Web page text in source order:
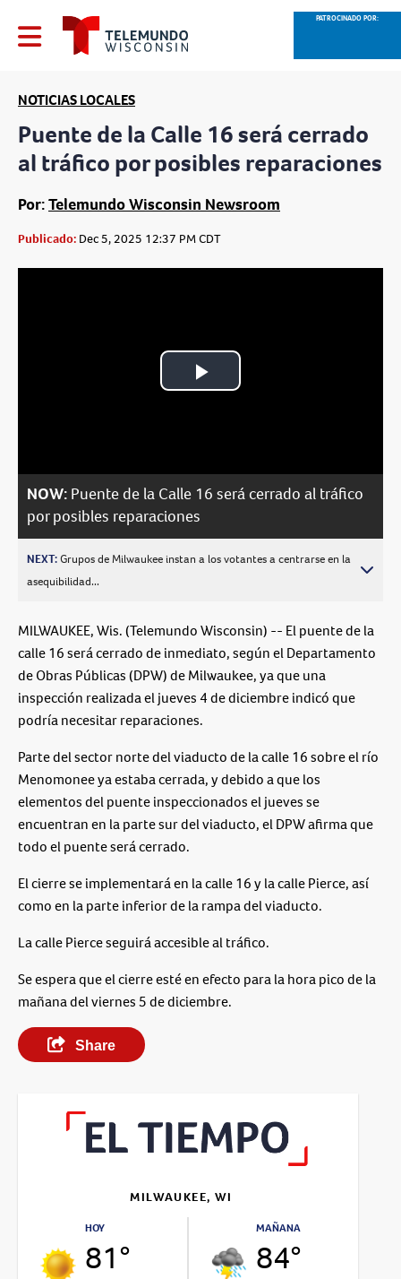
PATROCINADO POR:
NOTICIAS LOCALES
Puente de la Calle 16 será cerrado
al tráfico por posibles reparaciones
Por:Telemundo Wisconsin Newsroom
Publicado: Dec 5, 2025 12:37 PM CDT
Play
NOW: Puente de la Calle 16 será cerrado al tráfico
por posibles reparaciones
NEXT:Grupos de Milwaukee instan a los votantes a centrarse en la
asequibilidad...
MILWAUKEE, Wis. (Telemundo Wisconsin) -- El puente de la
calle 16 será cerrado de inmediato, según el Departamento
de Obras Públicas (DPW) de Milwaukee, ya que una
inspección realizada el jueves 4 de diciembre indicó que
podría necesitar reparaciones.
Parte del sector norte del viaducto de la calle 16 sobre el río
Menomonee ya estaba cerrada, y debido a que los
elementos del puente inspeccionados el jueves se
encuentran en la parte sur del viaducto, el DPW afirma que
todo el puente será cerrado.
El cierre se implementará en la calle 16 y la calle Pierce, así
como en la parte inferior de la rampa del viaducto.
La calle Pierce seguirá accesible al tráfico.
Se espera que el cierre esté en efecto para la hora pico de la
mañana del viernes 5 de diciembre.
Share
MILWAUKEE, WI
HOY
81°
MAÑANA
84°